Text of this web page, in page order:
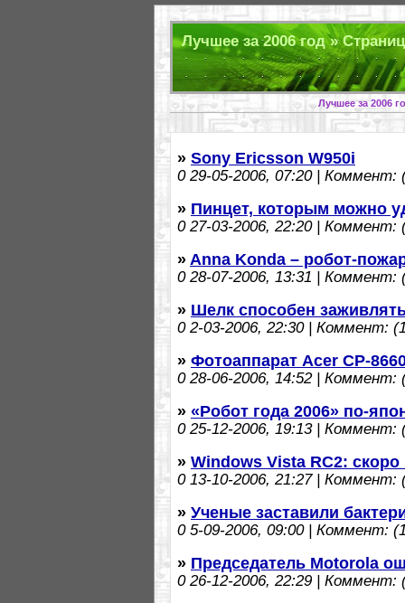
Лучшее за 2006 год »
Лучшее за 2006
» Sony Ericsson W950i
029-05-2006, 07:20 | Коммент:
» Пинцет, которым можно
027-03-2006, 22:20 | Коммент:
» Anna Konda – робот-
028-07-2006, 13:31 | Коммент:
» Шелк способен
02-03-2006, 22:30 | Коммент:
» Фотоаппарат Acer CP-
028-06-2006, 14:52 | Коммент:
» «Робот года 2006» по-
025-12-2006, 19:13 | Коммент:
» Windows Vista RC2:
013-10-2006, 21:27 | Коммент:
» Ученые заставили
05-09-2006, 09:00 | Коммент:
» Председатель Motorola
026-12-2006, 22:29 | Коммент: